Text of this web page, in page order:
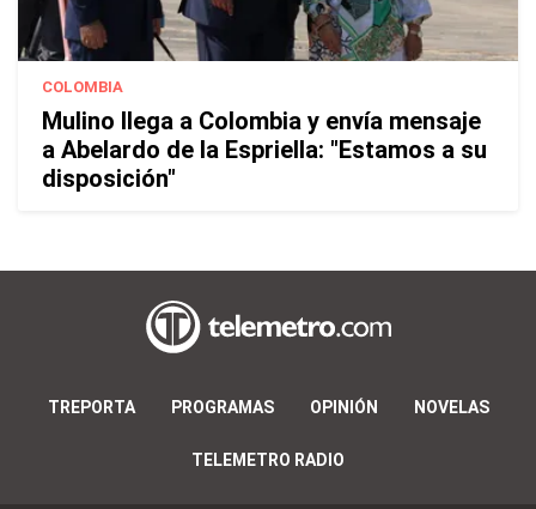
COLOMBIA
Mulino llega a Colombia y envía mensaje
a Abelardo de la Espriella: "Estamos a su
disposición"
TREPORTA PROGRAMAS OPINIÓN NOVELAS
TELEMETRO RADIO